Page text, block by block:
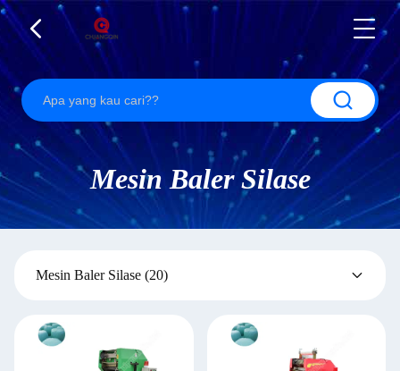
Mesin Baler Silase
Mesin Baler Silase (20)